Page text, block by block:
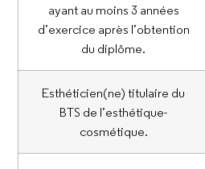
ayant au moins 3 années
d’exercice après l’obtention
du diplôme.
Esthéticien(ne) titulaire du
BTS de l’esthétique-
cosmétique.